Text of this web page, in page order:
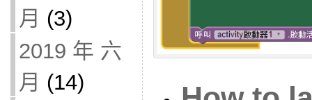
月 (3)
2019 年 六
月 (14)